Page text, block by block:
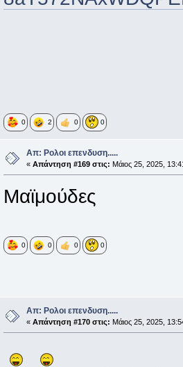
0 2 0 0
Απ: Ρολοι επενδυση.....
« Απάντηση #169 στις: Μάιος 25, 2025,
Μαϊμούδες
0 0 0 0
Απ: Ρολοι επενδυση.....
« Απάντηση #170 στις: Μάιος 25, 2025,